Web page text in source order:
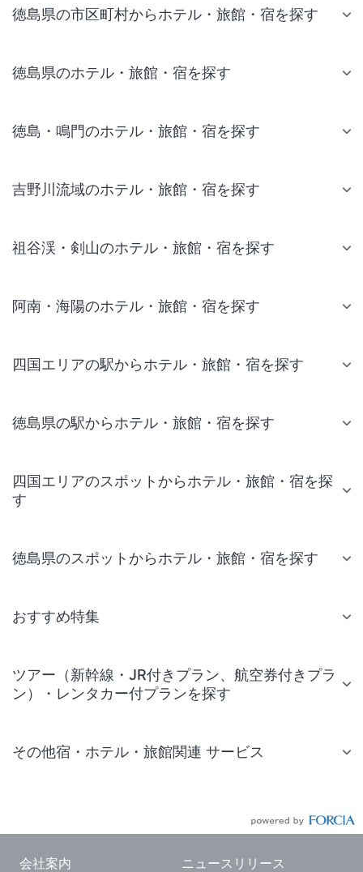
徳島県の市区町村からホテル・旅館・宿を探す
徳島県のホテル・旅館・宿を探す
徳島・鳴門のホテル・旅館・宿を探す
吉野川流域のホテル・旅館・宿を探す
祖谷渓・剣山のホテル・旅館・宿を探す
阿南・海陽のホテル・旅館・宿を探す
四国エリアの駅からホテル・旅館・宿を探す
徳島県の駅からホテル・旅館・宿を探す
四国エリアのスポットからホテル・旅館・宿を探
す
徳島県のスポットからホテル・旅館・宿を探す
おすすめ特集
ツアー（新幹線・JR付きプラン、航空券付きプラ
ン）・レンタカー付プランを探す
その他宿・ホテル・旅館関連 サービス
会社案内 ニュースリリース